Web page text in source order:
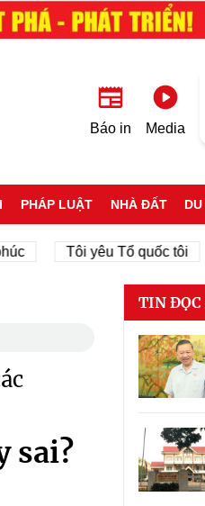
Báo in Media
PHÁP LUẬT NHÀ ĐẤT
Tôi yêu Tổ quốc tôi
sai?
TIN ĐỌC